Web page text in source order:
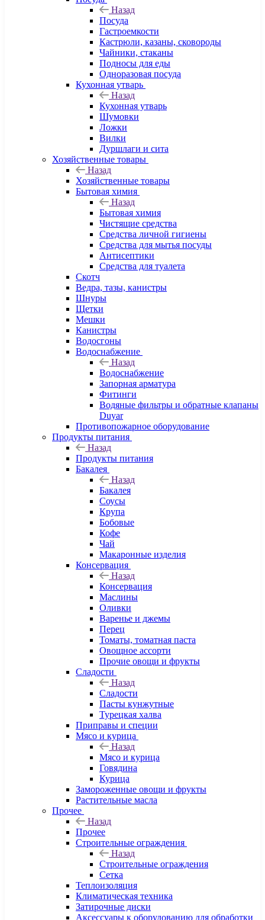
Назад
Посуда
Гастроемкости
Кастрюли, казаны, сковороды
Чайники, стаканы
Подносы для еды
Одноразовая посуда
Кухонная утварь
Назад
Кухонная утварь
Шумовки
Ложки
Вилки
Дуршлаги и сита
Хозяйственные товары
Назад
Хозяйственные товары
Бытовая химия
Назад
Бытовая химия
Чистящие средства
Средства личной гигиены
Средства для мытья посуды
Антисептики
Средства для туалета
Скотч
Ведра, тазы, канистры
Шнуры
Щетки
Мешки
Канистры
Водосгоны
Водоснабжение
Назад
Водоснабжение
Запорная арматура
Фитинги
Водяные фильтры и обратные клапаны
Duyar
Противопожарное оборудование
Продукты питания
Назад
Продукты питания
Бакалея
Назад
Бакалея
Соусы
Крупа
Бобовые
Кофе
Чай
Макаронные изделия
Консервация
Назад
Консервация
Маслины
Оливки
Варенье и джемы
Перец
Томаты, томатная паста
Овощное ассорти
Прочие овощи и фрукты
Сладости
Назад
Сладости
Пасты кунжутные
Турецкая халва
Приправы и специи
Мясо и курица
Назад
Мясо и курица
Говядина
Курица
Замороженные овощи и фрукты
Растительные масла
Прочее
Назад
Прочее
Строительные ограждения
Назад
Строительные ограждения
Сетка
Теплоизоляция
Климатическая техника
Затирочные диски
Аксессуары к оборудованию для обработки